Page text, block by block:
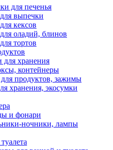
для печенья
выпечки
кексов
оладий, блинов
тортов
для хранения
контейнеры
продуктов, зажимы
хранения, экосумки
и фонари
ночники, лампы